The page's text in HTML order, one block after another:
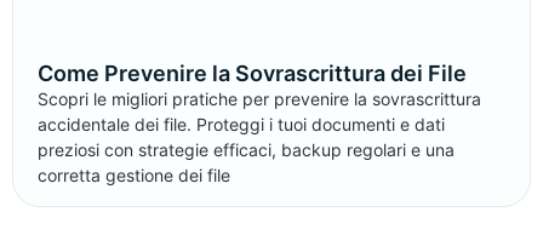
Come Prevenire la Sovrascrittura dei File
Scopri le migliori pratiche per prevenire la sovrascrittura
accidentale dei file. Proteggi i tuoi documenti e dati
preziosi con strategie efficaci, backup regolari e una
corretta gestione dei file